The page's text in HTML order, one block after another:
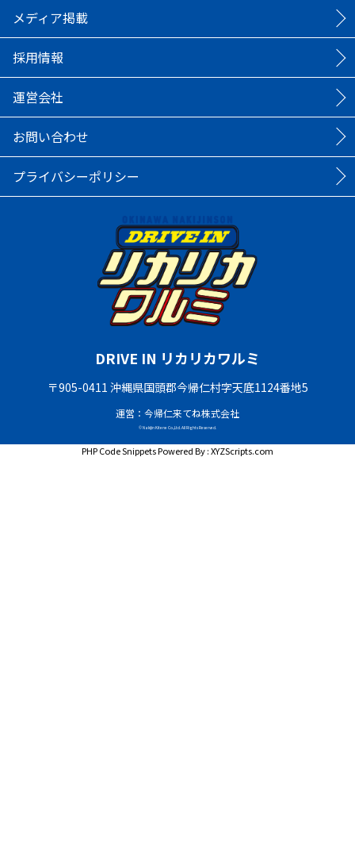
メディア掲載
採用情報
運営会社
お問い合わせ
プライバシーポリシー
DRIVE IN リカリカワルミ
〒905-0411 沖縄県国頭郡今帰仁村字天底1124番地5
運営：今帰仁来てね株式会社
© Nakijin Kitene Co.,Ltd. All Rights Reserved.
PHP Code SnippetsPowered By :XYZScripts.com